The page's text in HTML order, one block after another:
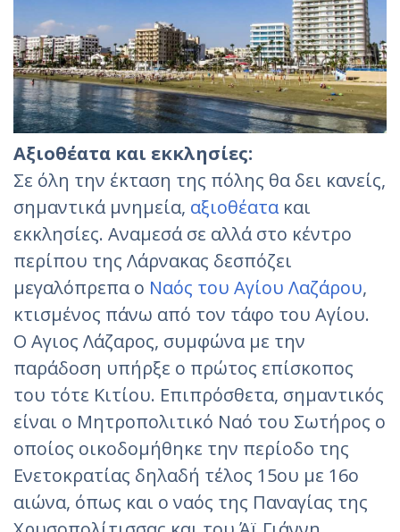
Αξιοθέατα και εκκλησίες:
Σε όλη την έκταση της πόλης θα δει κανείς,
σημαντικά μνημεία, αξιοθέατα και
εκκλησίες. Αναμεσά σε αλλά στο κέντρο
περίπου της Λάρνακας δεσπόζει
μεγαλόπρεπα ο Ναός του Αγίου Λαζάρου,
κτισμένος πάνω από τον τάφο του Aγίου.
Ο Αγιος Λάζαρος, συμφώνα με την
παράδοση υπήρξε ο πρώτος επίσκοπος
του τότε Κιτίου. Επιπρόσθετα, σημαντικός
είναι ο Μητροπολιτικό Ναό του Σωτήρος ο
οποίος οικοδομήθηκε την περίοδο της
Ενετοκρατίας δηλαδή τέλος 15ου με 16ο
αιώνα, όπως και ο ναός της Παναγίας της